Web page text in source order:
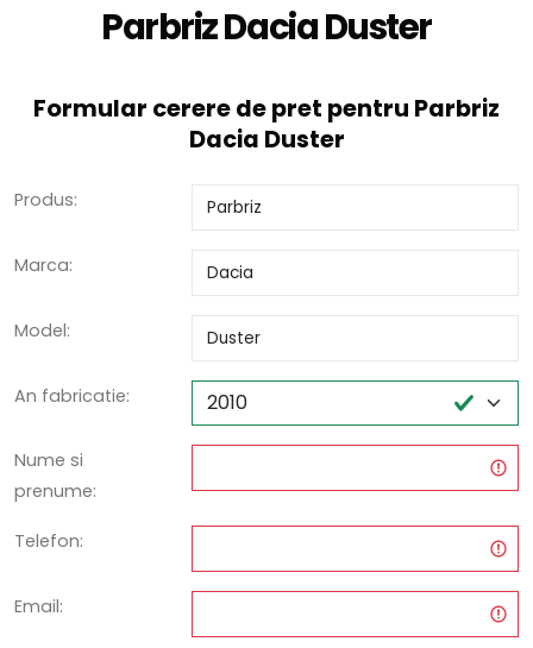
Parbriz Dacia Duster
Formular cerere de pret pentru Parbriz
Dacia Duster
Produs:
Marca:
Model:
An fabricatie:
Nume si
prenume:
Telefon:
Email: